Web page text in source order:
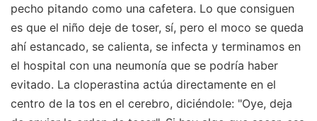
pecho pitando como una cafetera. Lo que consiguen
es que el niño deje de toser, sí, pero el moco se queda
ahí estancado, se calienta, se infecta y terminamos en
el hospital con una neumonía que se podría haber
evitado. La cloperastina actúa directamente en el
centro de la tos en el cerebro, diciéndole: "Oye, deja